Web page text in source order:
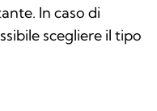
In caso di
scegliere il tipo